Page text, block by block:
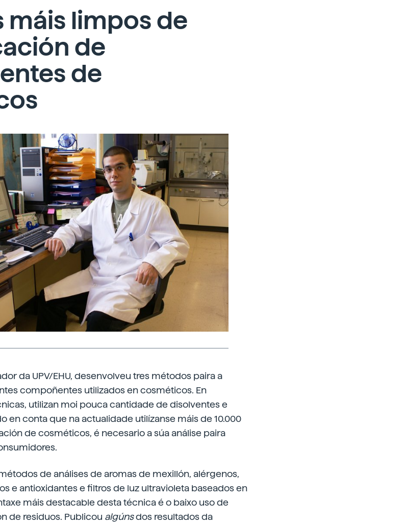
máis limpos de
de
de
da UPV/EHU, desenvolveu tres métodos paira a
compoñentes utilizados en cosméticos. En
utilizan moi pouca cantidade de disolventes e
en conta que na actualidade utilízanse máis de 10.000
de cosméticos, é necesario a súa análise paira
de análises de aromas de mexillón, alérgenos,
e antioxidantes e filtros de luz ultravioleta baseados en
máis destacable desta técnica é o baixo uso de
de residuos. Publicou algúnsdos resultados da